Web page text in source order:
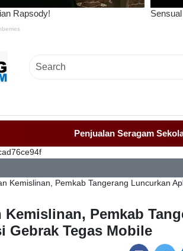
Penjualan Seragam Sekolah Jadi
Kemislinan, Pemkab Tangerang Luncurkan
Pemkab
Gebrak Tegas Mobile